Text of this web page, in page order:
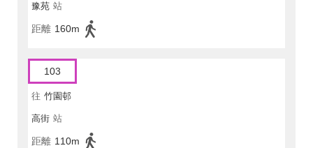
豫苑 站
距離 160m
103
往 竹園邨
高街 站
距離 110m